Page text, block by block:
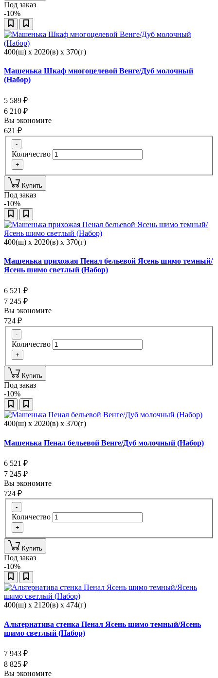
Под заказ
-10%
400(ш) x 2020(в) x 370(г)
Машенька Шкаф многоцелевой Венге/Дуб молочный
(Набор)
5 589 ₽
6 210 ₽
Вы экономите
621 ₽
-
Количество
+
Купить
Под заказ
-10%
400(ш) x 2020(в) x 370(г)
Машенька прихожая Пенал бельевой Ясень шимо темный/
Ясень шимо светлый (Набор)
6 521 ₽
7 245 ₽
Вы экономите
724 ₽
-
Количество
+
Купить
Под заказ
-10%
400(ш) x 2020(в) x 370(г)
Машенька Пенал бельевой Венге/Дуб молочный (Набор)
6 521 ₽
7 245 ₽
Вы экономите
724 ₽
-
Количество
+
Купить
Под заказ
-10%
400(ш) x 2120(в) x 474(г)
Альтернатива стенка Пенал Ясень шимо темный/Ясень
шимо светлый (Набор)
7 943 ₽
8 825 ₽
Вы экономите